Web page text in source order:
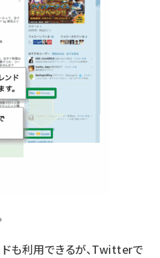
も利用できるが、Twitterで